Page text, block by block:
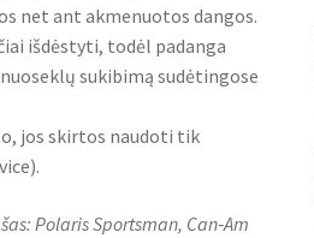
net ant akmenuotos dangos.
išdėstyti, todėl padanga
sukibimą sudėtingose
jos skirtos naudoti tik
Polaris Sportsman, Can‑Am